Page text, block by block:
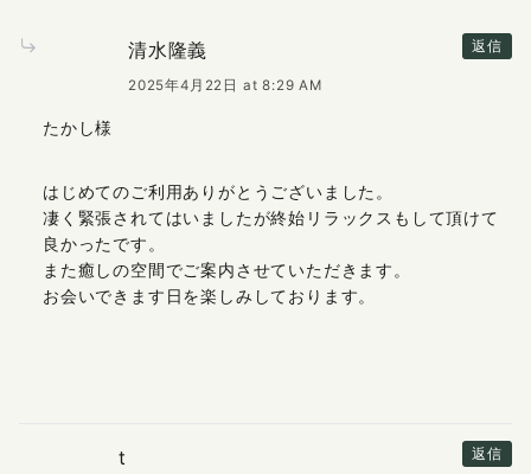
返信
清水隆義
2025年4月22日 at 8:29 AM
たかし様
はじめてのご利用ありがとうございました。
凄く緊張されてはいましたが終始リラックスもして頂けて
良かったです。
また癒しの空間でご案内させていただきます。
お会いできます日を楽しみしております。
返信
t